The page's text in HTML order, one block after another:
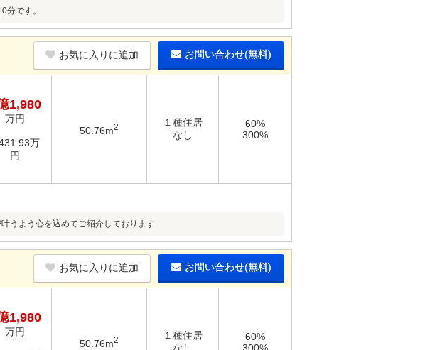
分です。
お気に入りに追加 お問い合わせ(無料)
1,980
万円
万
円
50.76m2
１種住居
なし
60%
300%
うよう心を込めてご紹介しております
お気に入りに追加 お問い合わせ(無料)
1,980
万円
50.76m2
１種住居
60%